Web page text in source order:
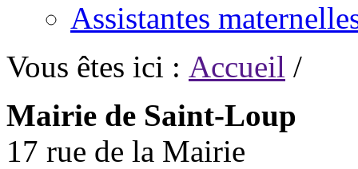
Assistantes
Vous êtes ici : Accueil /
Mairie de Saint-Loup
17 rue de la Mairie